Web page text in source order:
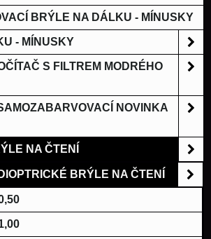
BRÝLE NA DÁLKU - MÍNUSKY
- MÍNUSKY
S FILTREM MODRÉHO
NOVINKA
NA ČTENÍ
BRÝLE NA ČTENÍ